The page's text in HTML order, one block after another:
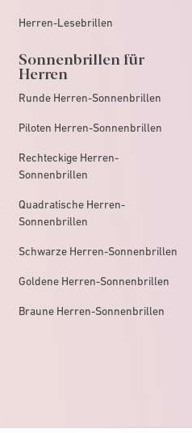
Herren-Lesebrillen
Sonnenbrillen für
Herren
Runde Herren-Sonnenbrillen
Piloten Herren-Sonnenbrillen
Rechteckige Herren-
Sonnenbrillen
Quadratische Herren-
Sonnenbrillen
Schwarze Herren-Sonnenbrillen
Goldene Herren-Sonnenbrillen
Braune Herren-Sonnenbrillen